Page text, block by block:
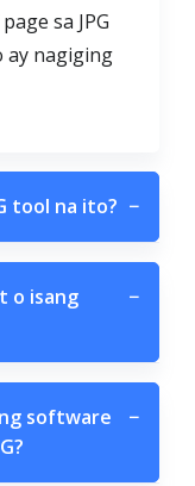
sa JPG
ay nagiging
tool na ito? −
o isang
−
software
−